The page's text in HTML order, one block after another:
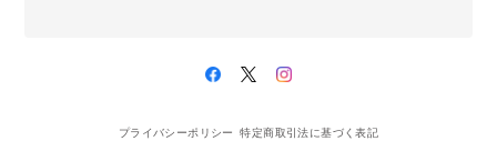
プライバシーポリシー 特定商取引法に基づく表記